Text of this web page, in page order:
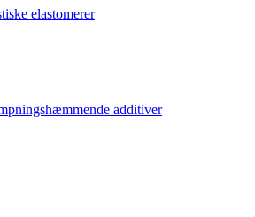
elastomerer
additiver